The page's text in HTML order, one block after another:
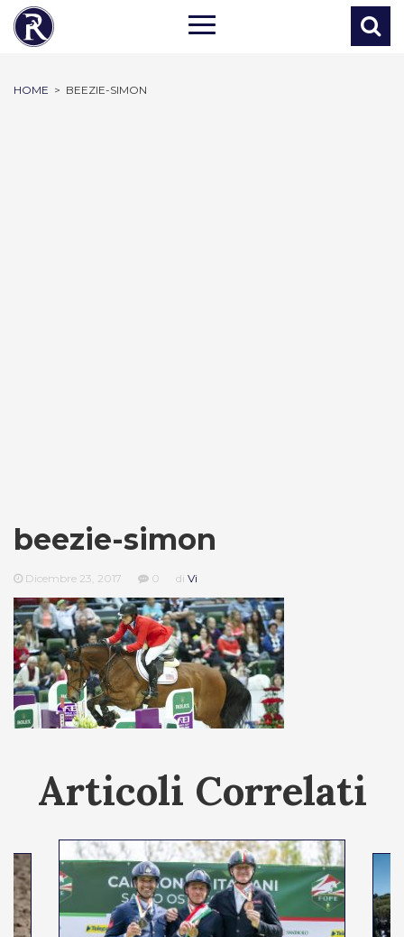
HOME > BEEZIE-SIMON
beezie-simon
Dicembre 23, 2017 0 di Vi
Articoli Correlati